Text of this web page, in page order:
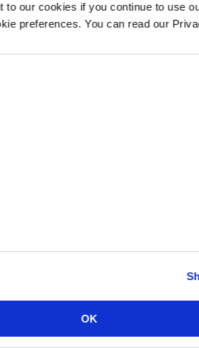
to our cookies if you continue to use
preferences. You can read our
OK